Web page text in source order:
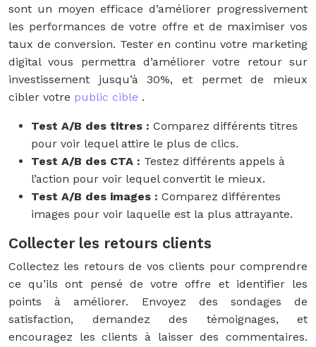
sont un moyen efficace d’améliorer progressivement
les performances de votre offre et de maximiser vos
taux de conversion. Tester en continu votre marketing
digital vous permettra d’améliorer votre retour sur
investissement jusqu’à 30%, et permet de mieux
cibler votre public cible .
Test A/B des titres : Comparez différents titres
pour voir lequel attire le plus de clics.
Test A/B des CTA : Testez différents appels à
l’action pour voir lequel convertit le mieux.
Test A/B des images : Comparez différentes
images pour voir laquelle est la plus attrayante.
Collecter les retours clients
Collectez les retours de vos clients pour comprendre
ce qu’ils ont pensé de votre offre et identifier les
points à améliorer. Envoyez des sondages de
satisfaction, demandez des témoignages, et
encouragez les clients à laisser des commentaires.